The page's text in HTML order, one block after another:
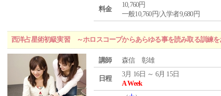
料金
10,760円
一般10,760円/入学者9,680円
西洋占星術初級実習 ～ホロスコープからあらゆる事を読み取る訓練を
講師 森信 彰雄
日程
3月 16日 ～ 6月 15日
A Week